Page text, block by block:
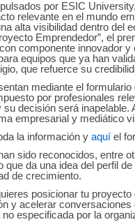
por ESIC
relevante en el mundo
alta visibilidad dentro del
Emprendedor”, el
componente innovador
equipos que ya han
que refuerce su
mediante el
por profesionales
decisión será
empresarial y mediático
la información y aquí el
sido reconocidos, entre
que da una idea del perfil
de crecimiento.
posicionar tu
y acelerar
especificada por la